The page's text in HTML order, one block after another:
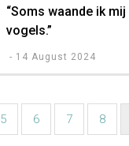
“Soms waande ik
vogels.”
- 14 August 2024
Pagina
5 Pagina
6 Pagina
7 8